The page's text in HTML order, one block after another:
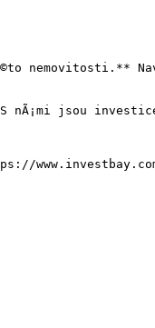
nemovitosti.**
S nÃ¡mi jsou